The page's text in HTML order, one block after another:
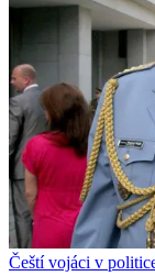
Čeští vojáci v